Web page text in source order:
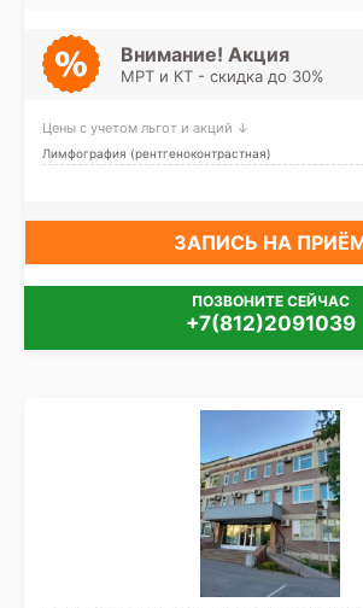
Внимание! Акция
МРТ и КТ - скидка до 30%
Цены с учетом льгот и акций ↓
Лимфография (рентгеноконтрастная)
ЗАПИСЬ НА
ПОЗВОНИТЕ СЕЙЧАС
+7(812)2091039